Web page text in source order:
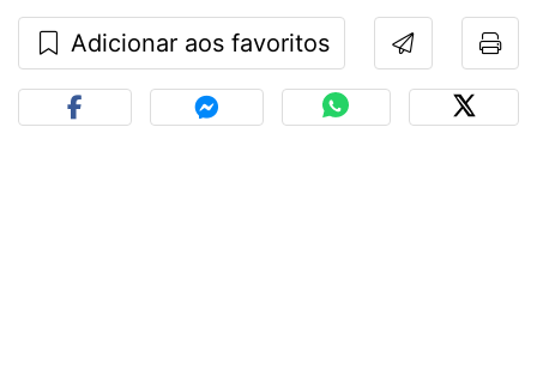
Adicionar aos favoritos